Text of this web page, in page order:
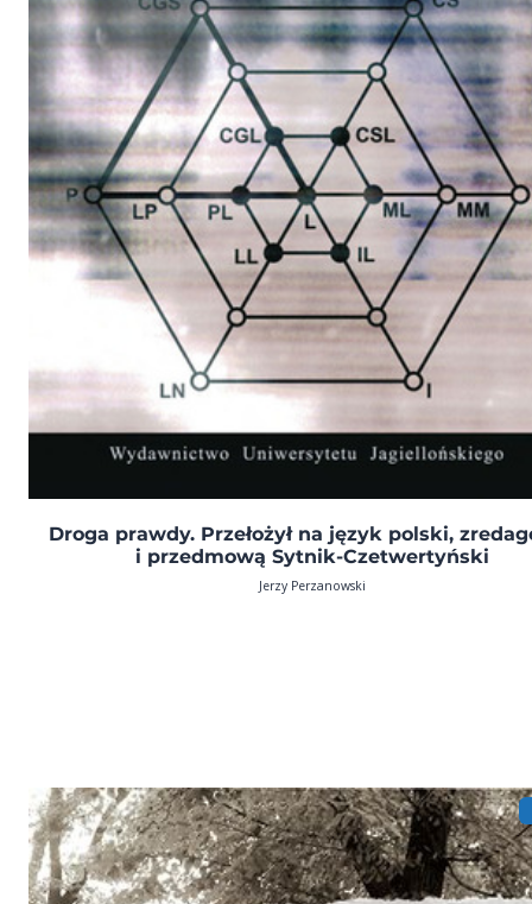
Droga prawdy. Przełożył na język polski,
i przedmową Sytnik-Czetwertyński
Jerzy Perzanowski